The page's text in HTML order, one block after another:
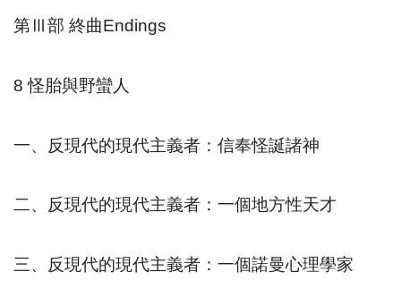
第Ⅲ部 終曲Endings
8怪胎與野蠻人
一、反現代的現代主義者：信奉怪誕諸神
二、反現代的現代主義者：一個地方性天才
三、反現代的現代主義者：一個諾曼心理學家